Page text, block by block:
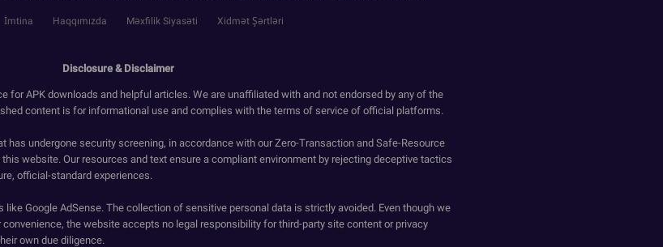
İmtina Haqqımızda Məxfilik Siyasəti Xidmət Şərtləri
Disclosure & Disclaimer
for APK downloads and helpful articles. We are unaffiliated with and not endorsed by any of the
content is for informational use and complies with the terms of service of official platforms.
has undergone security screening, in accordance with our Zero-Transaction and Safe-Resource
website. Our resources and text ensure a compliant environment by rejecting deceptive tactics
official-standard experiences.
Google AdSense. The collection of sensitive personal data is strictly avoided. Even though we
the website accepts no legal responsibility for third-party site content or privacy
own due diligence.